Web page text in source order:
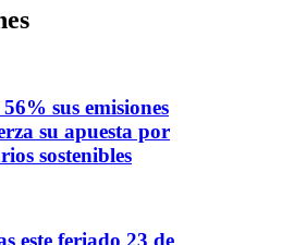
sus emisiones
su apuesta por
sostenibles
este feriado 23 de